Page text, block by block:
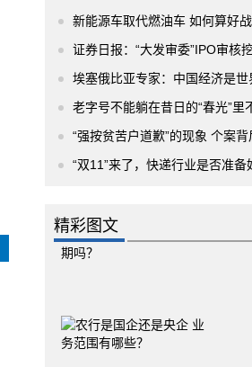
新能源车取代燃油车 如何算好
证券日报：“大发审委”IPO审核挖
埃塞俄比亚专家：中国经济是
老字号不能躺在昔日的“春光”里
“强按贫苦户道歉”的现象 个案背
“双11”来了，快递行业是否准备
精彩图文